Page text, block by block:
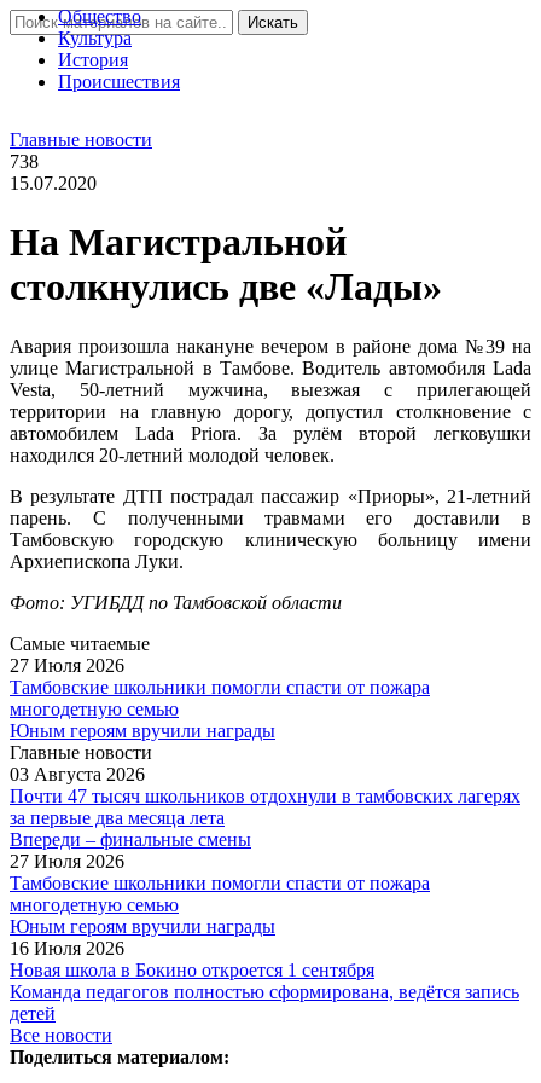
Искать
Общество
Культура
История
Проиcшествия
Главные новости
738
15.07.2020
На Магистральной
столкнулись две «Лады»
Авария произошла накануне вечером в районе дома №39 на
улице Магистральной в Тамбове. Водитель автомобиля Lada
Vesta, 50-летний мужчина, выезжая с прилегающей
территории на главную дорогу, допустил столкновение с
автомобилем Lada Priora. За рулём второй легковушки
находился 20-летний молодой человек.
В результате ДТП пострадал пассажир «Приоры», 21-летний
парень. С полученными травмами его доставили в
Тамбовскую городскую клиническую больницу имени
Архиепископа Луки.
Фото: УГИБДД по Тамбовской области
Самые читаемые
27 Июля 2026
Тамбовские школьники помогли спасти от пожара
многодетную семью
Юным героям вручили награды
Главные новости
03 Августа 2026
Почти 47 тысяч школьников отдохнули в тамбовских лагерях
за первые два месяца лета
Впереди – финальные смены
27 Июля 2026
Тамбовские школьники помогли спасти от пожара
многодетную семью
Юным героям вручили награды
16 Июля 2026
Новая школа в Бокино откроется 1 сентября
Команда педагогов полностью сформирована, ведётся запись
детей
Все новости
Поделиться материалом: